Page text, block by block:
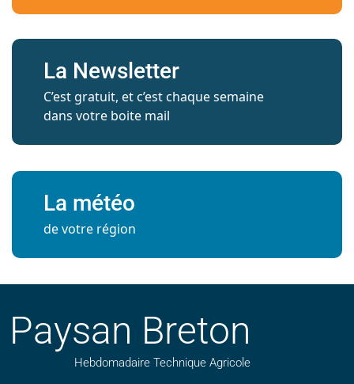
La Newsletter
C’est gratuit, et c’est chaque semaine
dans votre boite mail
La météo
de votre région
Paysan Breton
Hebdomadaire Technique Agricole